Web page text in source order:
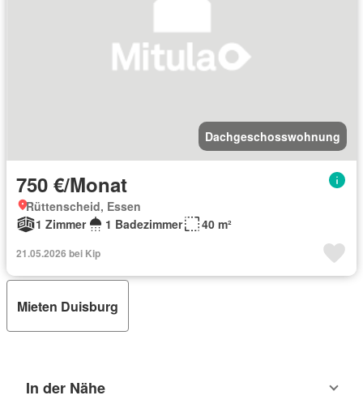
Dachgeschosswohnung
750 €/Monat
Rüttenscheid, Essen
1 Zimmer
1 Badezimmer 40 m²
21.05.2026 bei Kip
Mieten Duisburg
In der Nähe